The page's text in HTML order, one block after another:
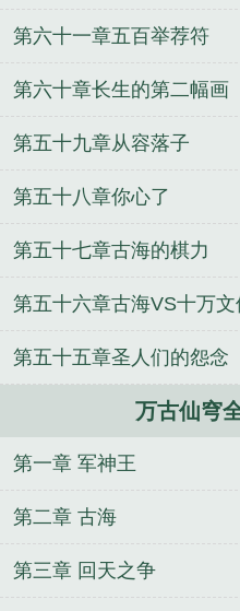
古仙穹第四季全集免费观看
古仙穹百度百科 万古仙
绍 万古仙穹为什么删减
万古仙穹第四季在线观看
穹第三季
万古仙穹简介
古仙穹人物实力排名 万
万古仙穹在线观看 万古
划分 万古仙穹啥意思
穹第一季无删减版 万古
了吗
万古仙穹第五季
尔
万古仙穹龙晓月
古仙穹漫画免费阅读下拉
第六十一章五百举荐符
第六十章长生的第二幅画
第五十九章从容落子
第五十八章你心了
第五十七章古海的棋力
第五十六章古海VS十万文
第五十五章圣人们的怨念
万古仙穹
第一章 军神王
第二章 古海
第三章 回天之争